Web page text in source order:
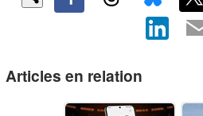
Articles en relation